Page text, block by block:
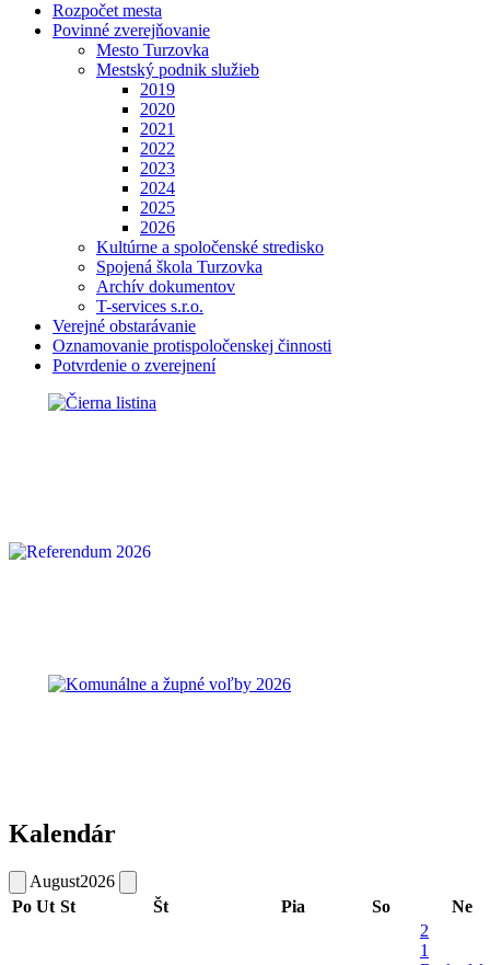
Rozpočet mesta
Povinné zverejňovanie
Mesto Turzovka
Mestský podnik služieb
2019
2020
2021
2022
2023
2024
2025
2026
Kultúrne a spoločenské stredisko
Spojená škola Turzovka
Archív dokumentov
T-services s.r.o.
Verejné obstarávanie
Oznamovanie protispoločenskej činnosti
Potvrdenie o zverejnení
Kalendár
August2026
Po Ut St Št Pia So
Ne
2
1